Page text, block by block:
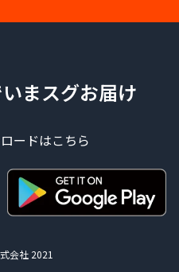
まスグお届け
ードはこちら
会社 2021